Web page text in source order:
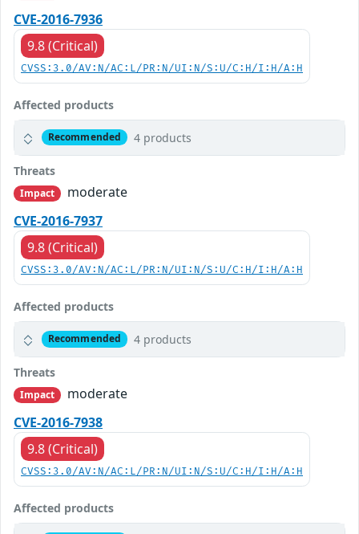
CVE-2016-7936
9.8 (Critical)
CVSS:3.0/AV:N/AC:L/PR:N/UI:N/S:U/C:H/I:H/A:H
Affected products
Recommended 4 products
Threats
Impact
moderate
CVE-2016-7937
9.8 (Critical)
CVSS:3.0/AV:N/AC:L/PR:N/UI:N/S:U/C:H/I:H/A:H
Affected products
Recommended 4 products
Threats
Impact
moderate
CVE-2016-7938
9.8 (Critical)
CVSS:3.0/AV:N/AC:L/PR:N/UI:N/S:U/C:H/I:H/A:H
Affected products